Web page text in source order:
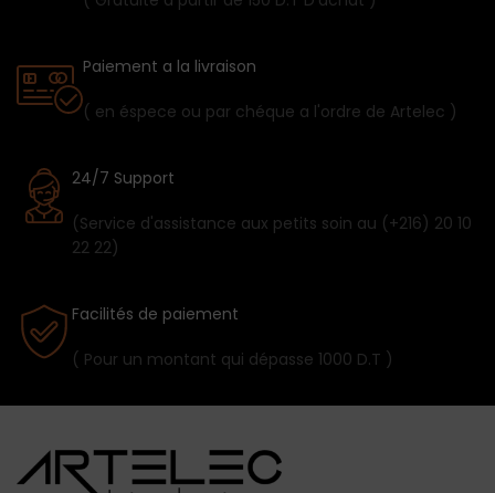
Paiement a la livraison
( en éspece ou par chéque a l'ordre de Artelec )
24/7 Support
(Service d'assistance aux petits soin au (+216) 20 10
22 22)
Facilités de paiement
( Pour un montant qui dépasse 1000 D.T )